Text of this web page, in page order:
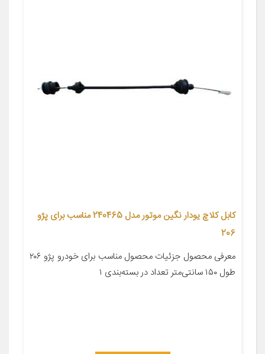
کابل کلاچ یودار نگین موتور مدل 240465 مناسب برای پژو
206
معرفی محصول جزئیات محصول مناسب برای خودرو پژو ۲۰۶
طول ۱۵۰ سانتی‌متر تعداد در بسته‌بندی ۱